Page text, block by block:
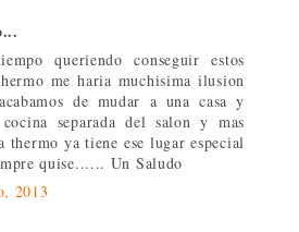
queriendo conseguir estos
me haria muchisima ilusion
de mudar a una casa y
separada del salon y mas
thermo ya tiene ese lugar especial
quise...... Un Saludo
2013